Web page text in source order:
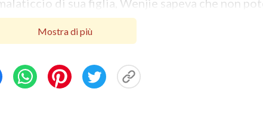
di sua figlia, Wenjie sapeva che non
soffriva ancora più di lei e aveva bisogno di
che era cristiana e che in ogni evento avrebbe
e permetterGli di essere il suo sostegno. Solo
cui avrebbe avuto bisogno per fronteggiare
Mostra di più